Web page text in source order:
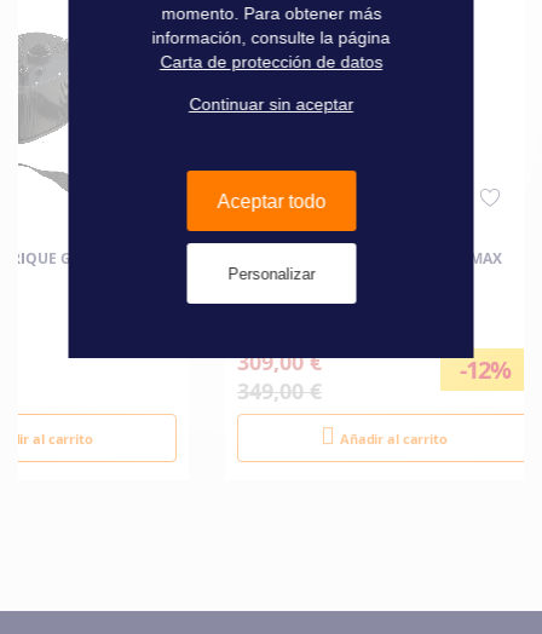
GE 900 230V
al carrito
GONFLEUR ÉLECTRIQUE TURBO MAX
12V
-12%
309,00 €
349,00 €
Añadir al carrito
momento. Para obtener más
información, consulte la página
Carta de protección de datos
Continuar sin aceptar
Aceptar todo
Personalizar